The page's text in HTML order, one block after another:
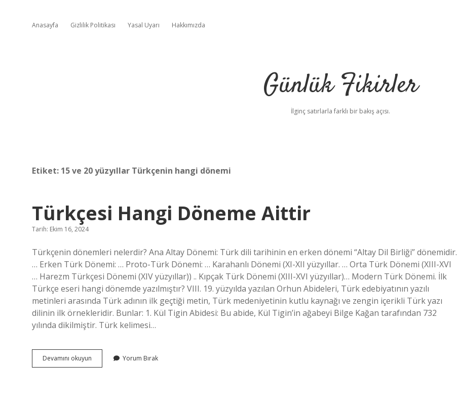
Anasayfa Gizlilik Politikası Yasal Uyarı Hakkımızda
Günlük Fikirler
İlginç satırlarla farklı bir bakış açısı.
Etiket: 15 ve 20 yüzyıllar Türkçenin hangi dönemi
Türkçesi Hangi Döneme Aittir
Tarih: Ekim 16, 2024
Türkçenin dönemleri nelerdir? Ana Altay Dönemi: Türk dili tarihinin en erken dönemi “Altay Dil Birliği” dönemidir.
… Erken Türk Dönemi: … Proto-Türk Dönemi: … Karahanlı Dönemi (XI-XII yüzyıllar. … Orta Türk Dönemi (XIII-XVI
… Harezm Türkçesi Dönemi (XIV yüzyıllar)) .. Kıpçak Türk Dönemi (XIII-XVI yüzyıllar)… Modern Türk Dönemi. İlk
Türkçe eseri hangi dönemde yazılmıştır? VIII. 19. yüzyılda yazılan Orhun Abideleri, Türk edebiyatının yazılı
metinleri arasında Türk adının ilk geçtiği metin, Türk medeniyetinin kutlu kaynağı ve zengin içerikli Türk yazı
dilinin ilk örnekleridir. Bunlar: 1. Kül Tigin Abidesi: Bu abide, Kül Tigin’in ağabeyi Bilge Kağan tarafından 732
yılında dikilmiştir. Türk kelimesi…
Devamını okuyun Türkçesi
Hangi
Yorum Bırak